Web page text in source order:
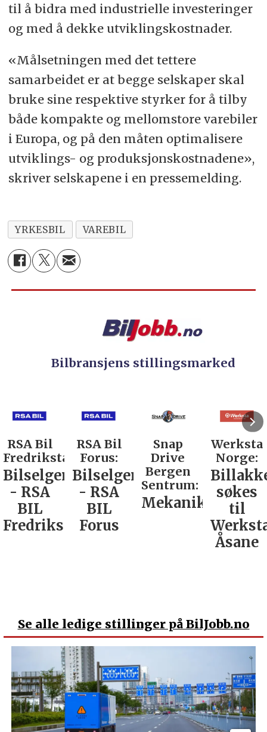
til å bidra med industrielle investeringer
og med å dekke utviklingskostnader.
«Målsetningen med det tettere
samarbeidet er at begge selskaper skal
bruke sine respektive styrker for å tilby
både kompakte og mellomstore varebiler
i Europa, og på den måten optimalisere
utviklings- og produksjonskostnadene»,
skriver selskapene i en pressemelding.
YRKESBIL VAREBIL
Bilbransjens stillingsmarked
RSA Bil
Forus:
Bilselger
- RSA
BIL
Forus
Snap
Drive
Bergen
Sentrum:
Mekaniker
Werksta
Norge:
Billakkerer
søkes
til
Rodin &
Co AS:
Se alle ledige stillinger på BilJobb.no